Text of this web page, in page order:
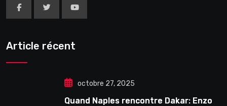
Article récent
octobre 27, 2025
Quand Naples rencontre Dakar: Enzo